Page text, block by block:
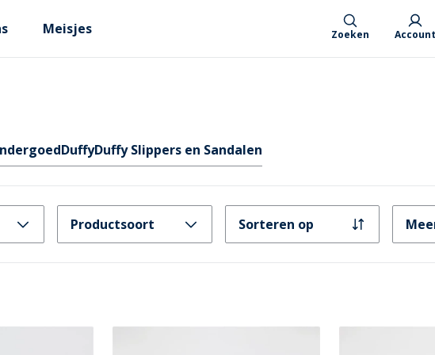
Meisjes Zoeken Account
DuffyDuffy Slippers en Sandalen
Productsoort Sorteren op